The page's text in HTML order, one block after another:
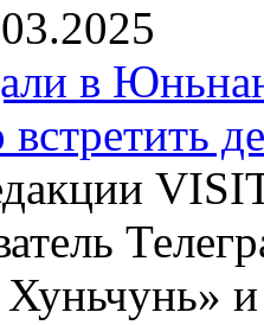
в
Хуньчунь»